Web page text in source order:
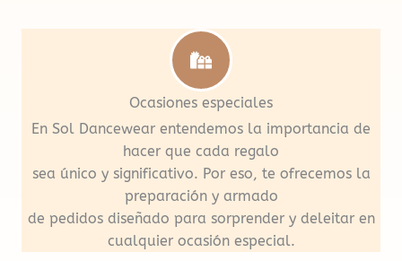
Ocasiones especiales
En Sol Dancewear entendemos la importancia de
hacer que cada regalo
sea único y significativo. Por eso, te ofrecemos la
preparación y armado
de pedidos diseñado para sorprender y deleitar en
cualquier ocasión especial.